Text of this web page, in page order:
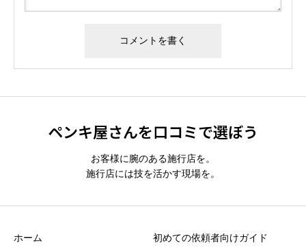
ペンキ屋さんを口コミで選ぼう
お客様に腕のある施行店を。
施行店には技を活かす現場を。
ホーム 初めての依頼者向けガイド